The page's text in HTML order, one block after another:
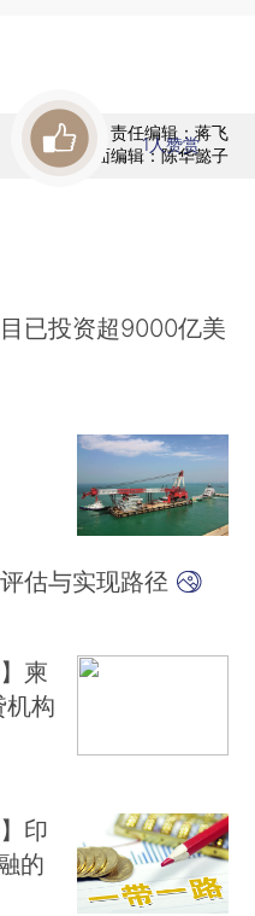
责任编辑：蒋飞
版面编辑：陈华懿子
1人赞赏
已投资超9000亿美
估与实现路径
柬
机构
印
的